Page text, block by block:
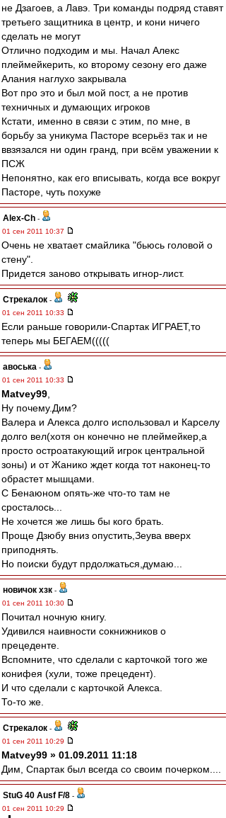
не Дзагоев, а Лавэ. Три команды подряд ставят
третьего защитника в центр, и кони ничего
сделать не могут
Отлично подходим и мы. Начал Алекс
плеймейкерить, ко второму сезону его даже
Алания наглухо закрывала
Вот про это и был мой пост, а не против
техничных и думающих игроков
Кстати, именно в связи с этим, по мне, в
борьбу за уникума Пасторе всерьёз так и не
ввзязался ни один гранд, при всём уважении к
ПСЖ
Непонятно, как его вписывать, когда все вокруг
Пасторе, чуть похуже
Alex-Ch -
01 сен 2011 10:37
Очень не хватает смайлика "бьюсь головой о
стену".
Придется заново открывать игнор-лист.
Стрекалок -
01 сен 2011 10:33
Если раньше говорили-Спартак ИГРАЕТ,то
теперь мы БЕГАЕМ(((((
авоська -
01 сен 2011 10:33
Matvey99
Ну почему.Дим?
Валера и Алекса долго использовал и Карселу
долго вел(хотя он конечно не плеймейкер,а
просто остроатакующий игрок центральной
зоны) и от Жанико ждет когда тот наконец-то
обрастет мышцами.
C Бенаюном опять-же что-то там не
сросталось...
Не хочется же лишь бы кого брать.
Проще Дзюбу вниз опустить,Зеува вверх
приподнять.
Но поиски будут прдолжаться,думаю...
новичок хзк -
01 сен 2011 10:30
Почитал ночную книгу.
Удивился наивности сокнижников о
прецеденте.
Вспомните, что сделали с карточкой того же
конифея (хули, тоже прецедент).
И что сделали с карточкой Алекса.
То-то же.
Стрекалок -
01 сен 2011 10:29
Matvey99 » 01.09.2011 11:18
Дим, Спартак был всегда со своим почерком....
StuG 40 Ausf F/8 -
01 сен 2011 10:29